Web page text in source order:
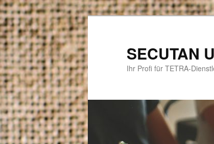
Zum
primären
Inhalt
springen
Zum
sekundären
Inhalt
springen
SECUTAN
Ihr Profi für TETRA-